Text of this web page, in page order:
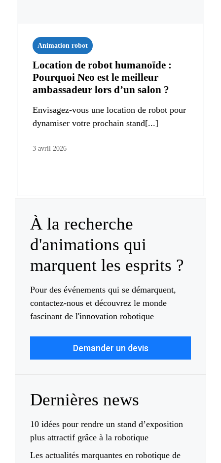
Animation robot
Location de robot humanoïde :
Pourquoi Neo est le meilleur
ambassadeur lors d’un salon ?
Envisagez-vous une location de robot pour
dynamiser votre prochain stand[...]
3 avril 2026
À la recherche
d'animations qui
marquent les esprits ?
Pour des événements qui se démarquent,
contactez-nous et découvrez le monde
fascinant de l'innovation robotique
Demander un devis
Dernières news
10 idées pour rendre un stand d’exposition
plus attractif grâce à la robotique
Les actualités marquantes en robotique de